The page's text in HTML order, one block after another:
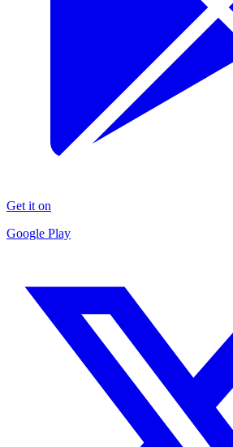
Get it on
Google Play